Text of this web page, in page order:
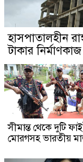
হাসপাতালহীন
টাকার নির্মাণকাজ
সীমান্ত থেকে দুটি
মোরগসহ ভারতীয়